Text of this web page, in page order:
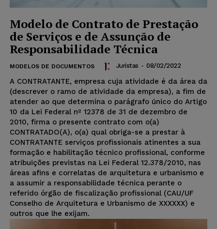
Modelo de Contrato de Prestação
de Serviços e de Assunção de
Responsabilidade Técnica
MODELOS DE DOCUMENTOS Juristas - 08/02/2022
A CONTRATANTE, empresa cuja atividade é da área da
(descrever o ramo de atividade da empresa), a fim de
atender ao que determina o parágrafo único do Artigo
10 da Lei Federal nº 12378 de 31 de dezembro de
2010, firma o presente contrato com o(a)
CONTRATADO(A), o(a) qual obriga-se a prestar à
CONTRATANTE serviços profissionais atinentes a sua
formação e habilitação técnico profissional, conforme
atribuições previstas na Lei Federal 12.378/2010, nas
áreas afins e correlatas de arquitetura e urbanismo e
a assumir a responsabilidade técnica perante o
referido órgão de fiscalização profissional (CAU/UF
Conselho de Arquitetura e Urbanismo de XXXXXX) e
outros que lhe exijam.